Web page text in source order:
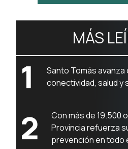
MÁS
1
Santo Tomás
conectividad, salud y
2
Con más de 19.500
Provincia refuerza
prevención en todo